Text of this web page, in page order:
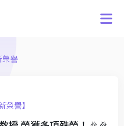
榮譽
榮譽】